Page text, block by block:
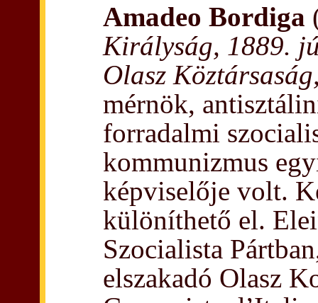
Amadeo Bordiga
Királyság, 1889.
Olasz
mérnök,
forradalmi
kommunizmus
képviselője volt.
különíthető el.
Szocialista
elszakadó Olasz